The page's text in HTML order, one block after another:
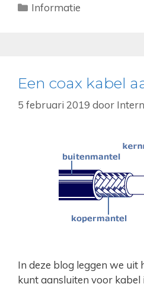
Categorieën
Informatie
Een coax kabel
5 februari 2019 door
In deze blog leggen we uit
kunt aansluiten voor kabel